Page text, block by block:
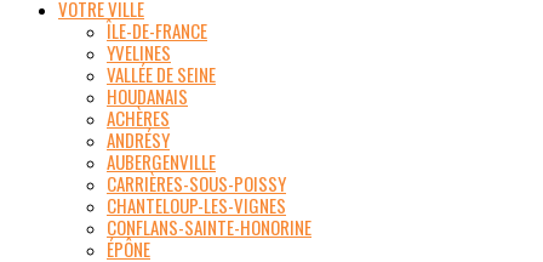
VOTRE VILLE
ÎLE-DE-FRANCE
YVELINES
VALLÉE DE SEINE
HOUDANAIS
ACHÈRES
ANDRÉSY
AUBERGENVILLE
CARRIÈRES-SOUS-POISSY
CHANTELOUP-LES-VIGNES
CONFLANS-SAINTE-HONORINE
ÉPÔNE